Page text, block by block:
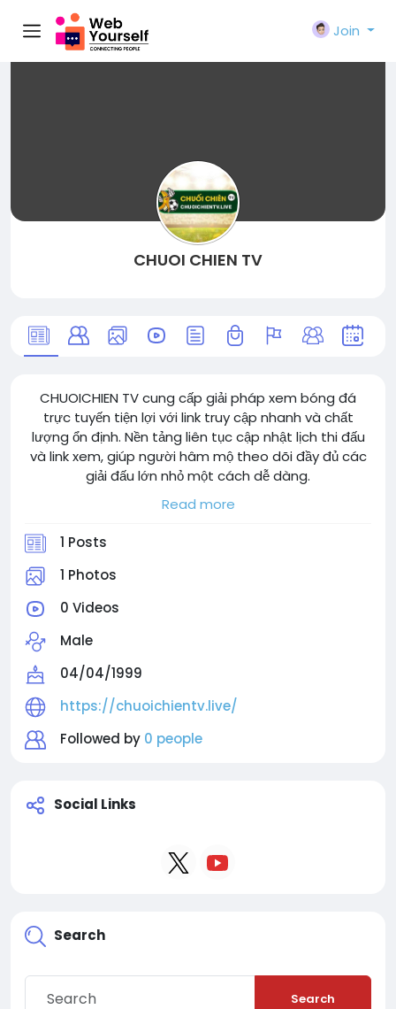
Join
CHUOI CHIEN TV
CHUOICHIEN TV cung cấp giải pháp xem bóng đá
trực tuyến tiện lợi với link truy cập nhanh và chất
lượng ổn định. Nền tảng liên tục cập nhật lịch thi đấu
và link xem, giúp người hâm mộ theo dõi đầy đủ các
giải đấu lớn nhỏ một cách dễ dàng.
Thông tin liên hệ:
Website: https://chuoichientv.live/
Email: support@chuoichientv.live
Địa chỉ: 37 Quang Trung, Khu Phố 4, An Hội Tây, Hồ Chí
Hastags: #chuoichientv #chuoichienlink
#tructiepbongdachuoichien #chuoichienhd
Read more
1 Posts
1 Photos
0 Videos
Male
04/04/1999
https://chuoichientv.live/
Followed by 0 people
Social Links
Search
Search